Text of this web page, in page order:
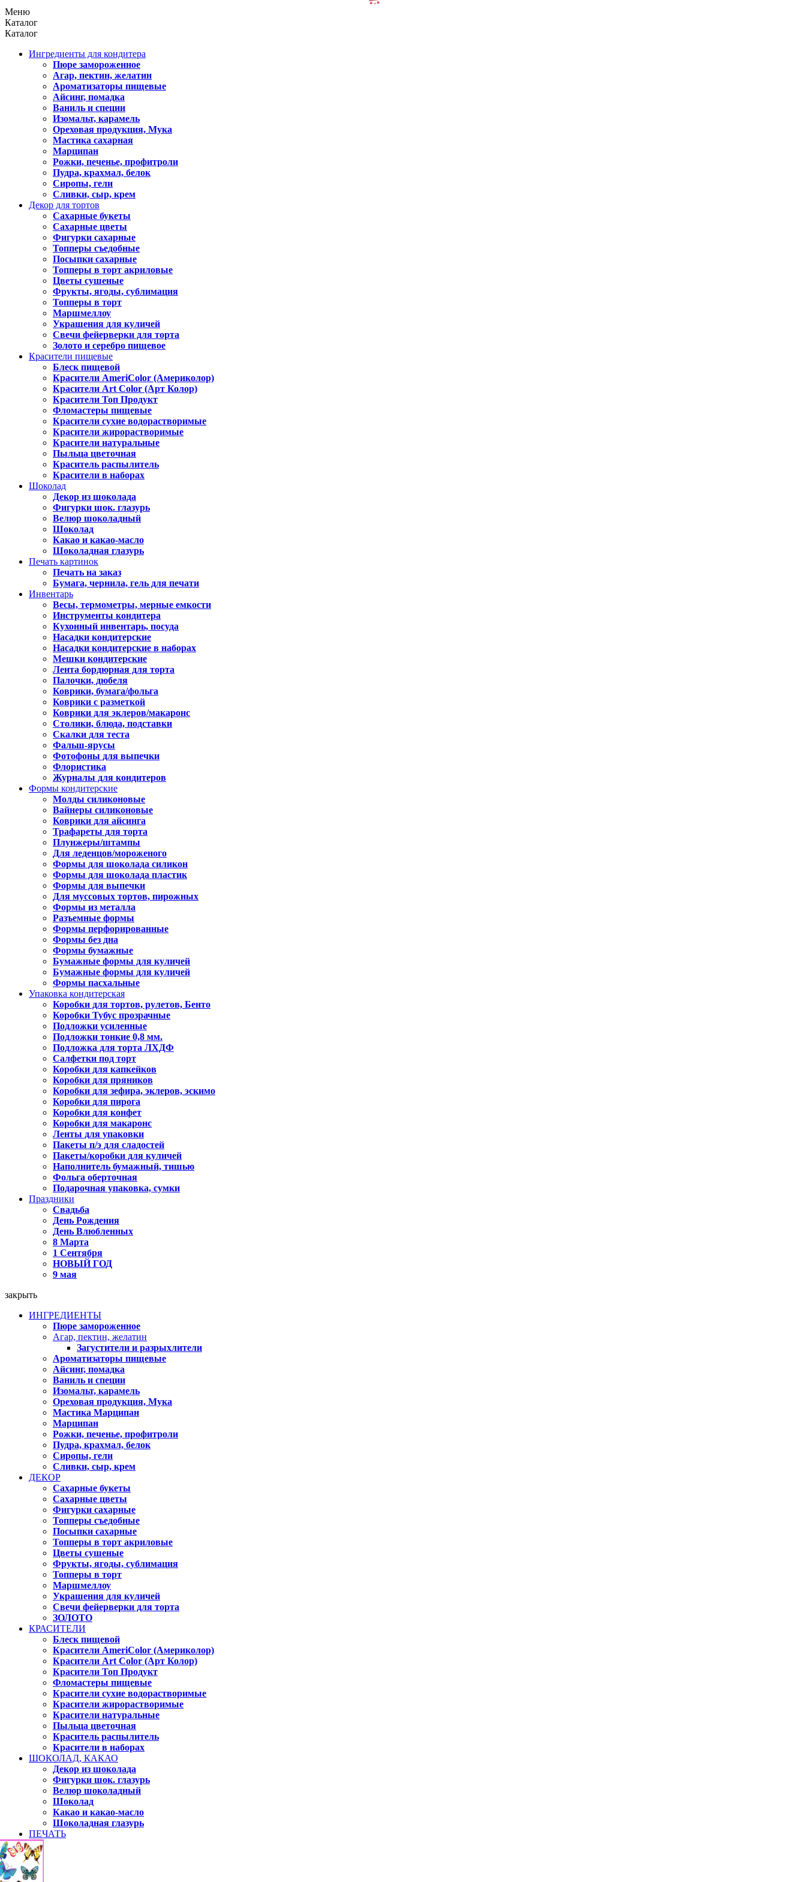
Меню
Каталог
Каталог
Ингредиенты для кондитера
Пюре замороженное
Агар, пектин, желатин
Ароматизаторы пищевые
Айсинг, помадка
Ваниль и специи
Изомальт, карамель
Ореховая продукция, Мука
Мастика сахарная
Марципан
Рожки, печенье, профитроли
Пудра, крахмал, белок
Сиропы, гели
Сливки, сыр, крем
Декор для тортов
Сахарные букеты
Сахарные цветы
Фигурки сахарные
Топперы съедобные
Посыпки сахарные
Топперы в торт акриловые
Цветы сушеные
Фрукты, ягоды, сублимация
Топперы в торт
Маршмеллоу
Украшения для куличей
Свечи фейерверки для торта
Золото и серебро пищевое
Красители пищевые
Блеск пищевой
Красители AmeriColor (Америколор)
Красители Art Color (Арт Колор)
Красители Топ Продукт
Фломастеры пищевые
Красители сухие водорастворимые
Красители жирорастворимые
Красители натуральные
Пыльца цветочная
Краситель распылитель
Красители в наборах
Шоколад
Декор из шоколада
Фигурки шок. глазурь
Велюр шоколадный
Шоколад
Какао и какао-масло
Шоколадная глазурь
Печать картинок
Печать на заказ
Бумага, чернила, гель для печати
Инвентарь
Весы, термометры, мерные емкости
Инструменты кондитера
Кухонный инвентарь, посуда
Насадки кондитерские
Насадки кондитерские в наборах
Мешки кондитерские
Лента бордюрная для торта
Палочки, дюбеля
Коврики, бумага/фольга
Коврики с разметкой
Коврики для эклеров/макаронс
Столики, блюда, подставки
Скалки для теста
Фальш-ярусы
Фотофоны для выпечки
Флористика
Журналы для кондитеров
Формы кондитерские
Молды силиконовые
Вайнеры силиконовые
Коврики для айсинга
Трафареты для торта
Плунжеры/штампы
Для леденцов/мороженого
Формы для шоколада силикон
Формы для шоколада пластик
Формы для выпечки
Для муссовых тортов, пирожных
Формы из металла
Разъемные формы
Формы перфорированные
Формы без дна
Формы бумажные
Бумажные формы для куличей
Бумажные формы для куличей
Формы пасхальные
Упаковка кондитерская
Коробки для тортов, рулетов, Бенто
Коробки Тубус прозрачные
Подложки усиленные
Подложки тонкие 0,8 мм.
Подложка для торта ЛХДФ
Салфетки под торт
Коробки для капкейков
Коробки для пряников
Коробки для зефира, эклеров, эскимо
Коробки для пирога
Коробки для конфет
Коробки для макаронс
Ленты для упаковки
Пакеты п/э для сладостей
Пакеты/коробки для куличей
Наполнитель бумажный, тишью
Фольга оберточная
Подарочная упаковка, сумки
Праздники
Свадьба
День Рождения
День Влюбленных
8 Марта
1 Сентября
НОВЫЙ ГОД
9 мая
закрыть
ИНГРЕДИЕНТЫ
Пюре замороженное
Агар, пектин, желатин
Загустители и разрыхлители
Ароматизаторы пищевые
Айсинг, помадка
Ваниль и специи
Изомальт, карамель
Ореховая продукция, Мука
Мастика Марципан
Марципан
Рожки, печенье, профитроли
Пудра, крахмал, белок
Сиропы, гели
Сливки, сыр, крем
ДЕКОР
Сахарные букеты
Сахарные цветы
Фигурки сахарные
Топперы съедобные
Посыпки сахарные
Топперы в торт акриловые
Цветы сушеные
Фрукты, ягоды, сублимация
Топперы в торт
Маршмеллоу
Украшения для куличей
Свечи фейерверки для торта
ЗОЛОТО
КРАСИТЕЛИ
Блеск пищевой
Красители AmeriColor (Америколор)
Красители Art Color (Арт Колор)
Красители Топ Продукт
Фломастеры пищевые
Красители сухие водорастворимые
Красители жирорастворимые
Красители натуральные
Пыльца цветочная
Краситель распылитель
Красители в наборах
ШОКОЛАД, КАКАО
Декор из шоколада
Фигурки шок. глазурь
Велюр шоколадный
Шоколад
Какао и какао-масло
Шоколадная глазурь
ПЕЧАТЬ